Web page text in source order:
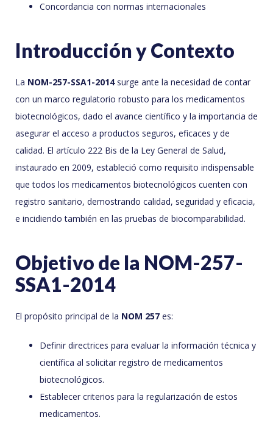
Concordancia con normas internacionales
Introducción y Contexto
La NOM-257-SSA1-2014surge ante la necesidad de contar
con un marco regulatorio robusto para los medicamentos
biotecnológicos, dado el avance científico y la importancia de
asegurar el acceso a productos seguros, eficaces y de
calidad. El artículo 222 Bis de la Ley General de Salud,
instaurado en 2009, estableció como requisito indispensable
que todos los medicamentos biotecnológicos cuenten con
registro sanitario, demostrando calidad, seguridad y eficacia,
e incidiendo también en las pruebas de biocomparabilidad.
Objetivo de la NOM-257-
SSA1-2014
El propósito principal de la NOM 257 es:
Definir directrices para evaluar la información técnica y
científica al solicitar registro de medicamentos
biotecnológicos.
Establecer criterios para la regularización de estos
medicamentos.